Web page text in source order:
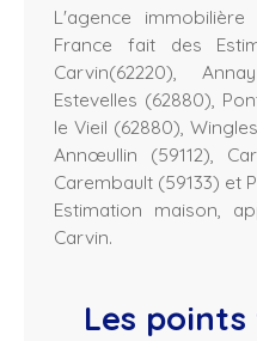
L'agence immobilière
France fait des
Carvin(62220),
Estevelles (62880),
le Vieil (62880),
Annœullin (59112),
Carembault (59133) et
Estimation maison,
Carvin.
Les